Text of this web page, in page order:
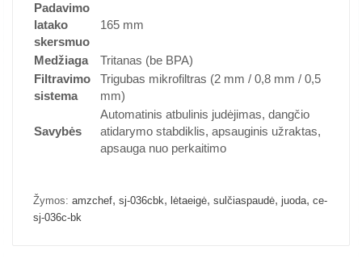
Padavimo
latako
skersmuo
165 mm
Medžiaga
Tritanas (be BPA)
Filtravimo
sistema
Trigubas mikrofiltras (2 mm / 0,8 mm / 0,5
mm)
Savybės
Automatinis atbulinis judėjimas, dangčio
atidarymo stabdiklis, apsauginis užraktas,
apsauga nuo perkaitimo
Žymos: amzchef, sj-036cbk, lėtaeigė, sulčiaspaudė, juoda, ce-
sj-036c-bk